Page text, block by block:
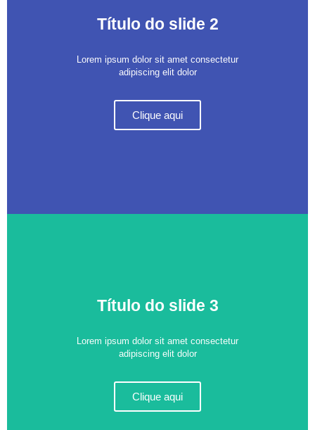
Título do slide 2
Lorem ipsum dolor sit amet consectetur
adipiscing elit dolor
Clique aqui
Título do slide 3
Lorem ipsum dolor sit amet consectetur
adipiscing elit dolor
Clique aqui